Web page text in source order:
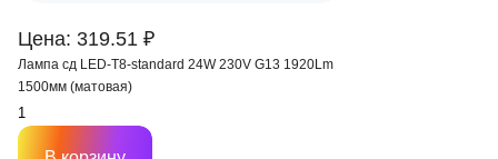
Цена: 319.51 ₽
Лампа сд LED-T8-standard 24W 230V G13 1920Lm
1500мм (матовая)